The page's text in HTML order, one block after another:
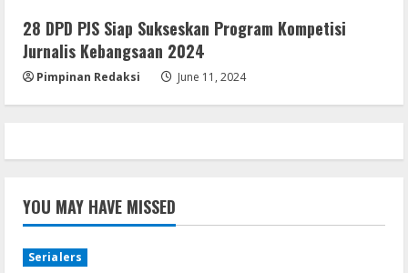
5
2160𝚙 AVC
August 7, 2026
28 DPD PJS Siap Sukseskan Program Kompetisi
Jurnalis Kebangsaan 2024
Pimpinan Redaksi June 11, 2024
YOU MAY HAVE MISSED
Serialers